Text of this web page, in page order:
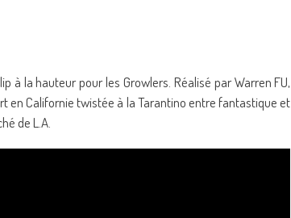
à la hauteur pour les Growlers. Réalisé par Warren FU,
en Californie twistée à la Tarantino entre fantastique et
de L.A.